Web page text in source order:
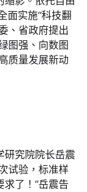
面实施“科技翻
、省政府提出
图强、向数图
质量发展新动
研究院院长岳震
试验，标准样
求了！”岳震告